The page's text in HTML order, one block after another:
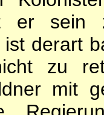
er sein
derart
zu
mit